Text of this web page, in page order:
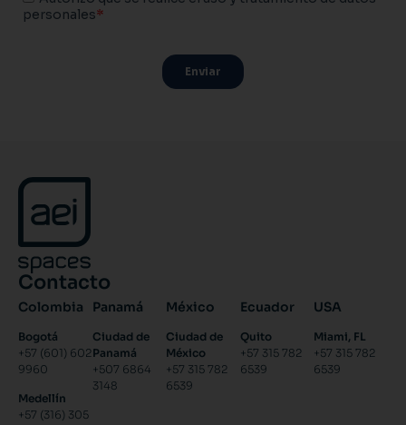
Contacto
Colombia
Bogotá
+57 (601) 602
9960
Medellín
+57 (316) 305
Panamá
Ciudad de
Panamá
+507 6864
3148
México
Ciudad de
México
+57 315 782
6539
Ecuador
Quito
+57 315 782
6539
USA
Miami, FL
+57 315 782
6539